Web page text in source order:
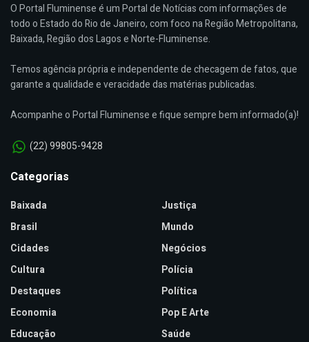
O Portal Fluminense é um Portal de Notícias com informações de
todo o Estado do Rio de Janeiro, com foco na Região Metropolitana,
Baixada, Região dos Lagos e Norte-Fluminense.
Temos agência própria e independente de checagem de fatos, que
garante a qualidade e veracidade das matérias publicadas.
Acompanhe o Portal Fluminense e fique sempre bem informado(a)!
(22) 99805-9428
Categorias
Baixada
Brasil
Cidades
Cultura
Destaques
Economia
Educação
Justiça
Mundo
Negócios
Polícia
Política
Pop E Arte
Saúde